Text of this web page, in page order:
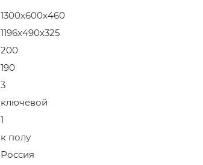
1300х600х460
1196х490х325
200
190
3
ключевой
1
к полу
Россия